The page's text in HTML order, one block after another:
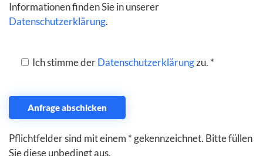
Informationen finden Sie in unserer
Datenschutzerklärung.
Ich stimme derDatenschutzerklärungzu. *
Pflichtfelder sind mit einem * gekennzeichnet. Bitte füllen
Sie diese unbedingt aus.